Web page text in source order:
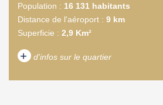
Population : 16 131 habitants
Distance de l'aéroport : 9 km
Superficie : 2,9 Km²
+ d'infos sur le quartier